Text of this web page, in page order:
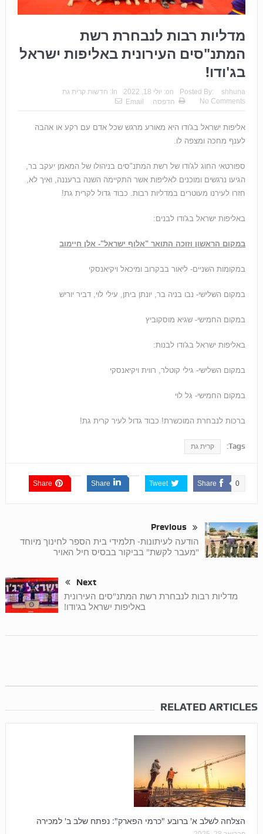
מדליות רבות לנבחרת רשת
המתנ"סים העירונית באליפות ישראל
בג'ודו!
Posted By: shhuna
on: יולי 18, 2022 In:
חדשות קרית גת
No Comments
הדפסה Email
אליפות ישראל בג'ודו היא מאורע מרגש שכל אדם עם רקע או אהבה
לענף מחכה ומצפה לו.
ספורטאי החוג לג'ודו של רשת המתנ"סים בניהולו של המאמן יעקב בר,
הגיעו נרגשים ומוכנים לאליפות אשר התקיימה השנה ברעננה, ואיך לא,
חזרו לעירנו מעוטרים במדליות רבות. כבוד גדול לקרית גת!
באליפות ישראל בג'ודו לבנים:
במקום הראשון וזוכה התואר "אלוף ישראל"- אלן חיימוב
במקומות השניים- ליאור בבקרוב ומיכאל ויקיאנסקי
במקום השלישי- נבו בניה בר, יונתן ביתן, עילי לוי, דביר יוריש
במקום החמישי- שגיא מוסקוביץ
באליפות ישראל בג'ודו לבנות:
במקום השלישי- גילי קוטלר, רווית ויקיאנסקי
במקום החמישי- גל לוי
ברכות לנבחרת המוכשרת! כבוד גדול לעיר קרית גת!
Tags: קרית גת
Share 0
Tweet
Share
Share
Previous
הודעה לעיתונות- תלמידי בית הספר לחינוך מיוחד
"מעבר לקשת" בביקור בבסיס חיל האויר
Next
מדליות רבות לנבחרת רשת המתנ"סים העירונית
באליפות ישראל בג'ודו!
RELATED ARTICLES
הצלחה לשלב א' ברובע "כרמי הפארק": נפתח שלב ב' למכירה